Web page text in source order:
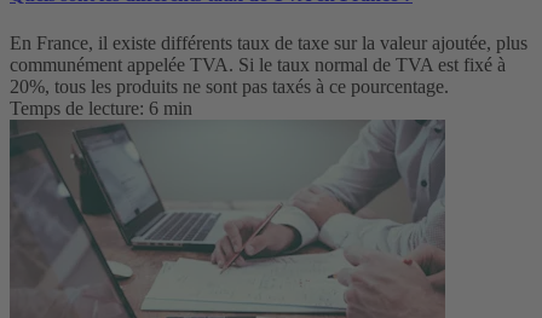
En France, il existe différents taux de taxe sur la valeur ajoutée, plus
communément appelée TVA. Si le taux normal de TVA est fixé à
20%, tous les produits ne sont pas taxés à ce pourcentage.
Temps de lecture: 6 min